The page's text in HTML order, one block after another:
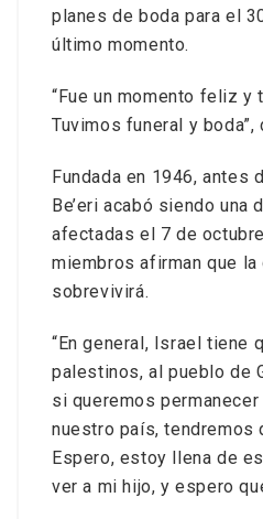
planes de boda para el
último momento.
“Fue un momento feliz y
Tuvimos funeral y boda”,
Fundada en 1946, antes
Be’eri acabó siendo una
afectadas el 7 de
miembros afirman que la
sobrevivirá.
“En general, Israel tiene
palestinos, al pueblo de
si queremos
nuestro país, tendremos
Espero, estoy llena de
ver a mi hijo, y espero